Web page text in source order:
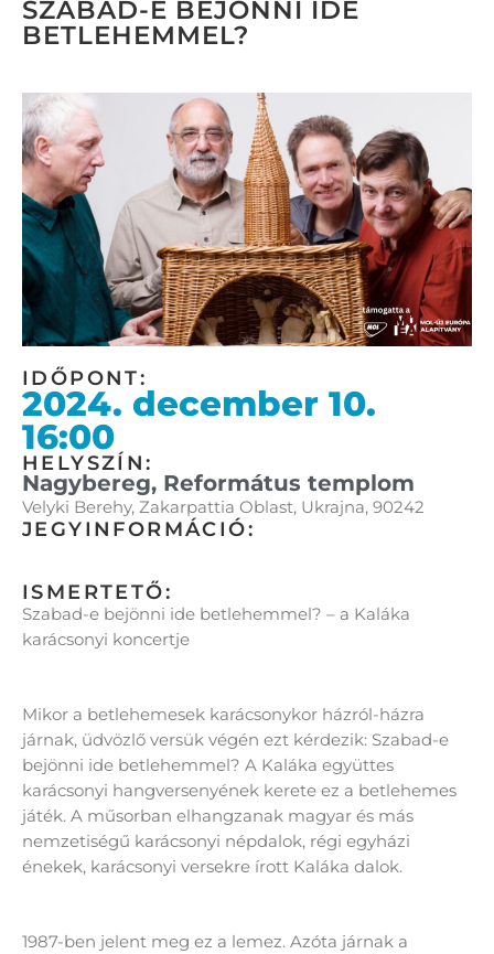
SZABAD-E BEJÖNNI IDE
BETLEHEMMEL?
IDŐPONT:
2024. december 10.
16:00
HELYSZÍN:
Nagybereg, Református templom
Velyki Berehy, Zakarpattia Oblast, Ukrajna, 90242
JEGYINFORMÁCIÓ:
ISMERTETŐ:
Szabad-e bejönni ide betlehemmel? – a Kaláka
karácsonyi koncertje
Mikor a betlehemesek karácsonykor házról-házra
járnak, üdvözlő versük végén ezt kérdezik: Szabad-e
bejönni ide betlehemmel? A Kaláka együttes
karácsonyi hangversenyének kerete ez a betlehemes
játék. A műsorban elhangzanak magyar és más
nemzetiségű karácsonyi népdalok, régi egyházi
énekek, karácsonyi versekre írott Kaláka dalok.
1987-ben jelent meg ez a lemez. Azóta járnak a